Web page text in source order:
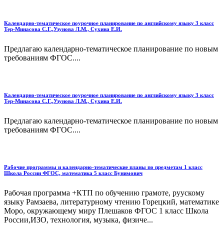
Календарно-тематическое поурочное планирование по английскому языку 3 класс
Тер-Минасова С.Г.,Узунова Л.М., Сухина Е.И.
Предлагаю календарно-тематическое планирование по новым
требованиям ФГОС....
Календарно-тематическое поурочное планирование по английскому языку 3 класс
Тер-Минасова С.Г.,Узунова Л.М., Сухина Е.И.
Предлагаю календарно-тематическое планирование по новым
требованиям ФГОС....
Рабочие программы и календарно-тематические планы по предметам 1 класс
Школа России ФГОС, математика 5 класс Бунимович
Рабочая программа +КТП по обучению грамоте, руускому
языку Рамзаева, литературному чтению Горецкий, математике
Моро, окружающему миру Плешаков ФГОС 1 класс Школа
России,ИЗО, технология, музыка, физиче...